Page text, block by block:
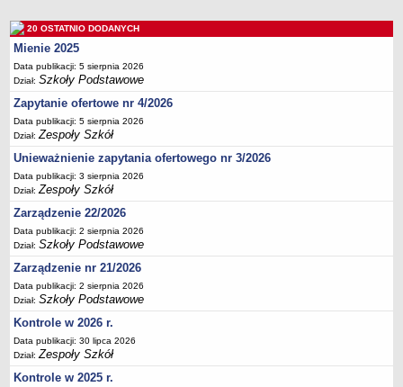
PORADNIE PSYCHOLOGICZNO-PEDAGOGICZNE
Zespół Poradni
BIURO FINANSÓW OŚWIATY
Dane podstawowe
Statut
Majątek
Godziny dyżurów
Ogłoszenia
Zarządzenia
Rejestry, ewidencje, archiwa
Kontrole
PONOWNE WYKORZYSTYWANIE
Sprawozdania
Deklaracja dostępności
DEKLARACJA DOSTĘPNOŚCI
OŚWIADCZENIA MAJĄTKOWE
PONOWNE WYKORZYSTYWANIE
20 OSTATNIO DODANYCH
Mienie 2025
Data publikacji: 5 sierpnia 2026
Dział:Szkoły Podstawowe
Zapytanie ofertowe nr 4/2026
Data publikacji: 5 sierpnia 2026
Dział:Zespoły Szkół
Unieważnienie zapytania ofertowego nr 3/2026
Data publikacji: 3 sierpnia 2026
Dział:Zespoły Szkół
Zarządzenie 22/2026
Data publikacji: 2 sierpnia 2026
Dział:Szkoły Podstawowe
Zarządzenie nr 21/2026
Data publikacji: 2 sierpnia 2026
Dział:Szkoły Podstawowe
Kontrole w 2026 r.
Data publikacji: 30 lipca 2026
Dział:Zespoły Szkół
Kontrole w 2025 r.